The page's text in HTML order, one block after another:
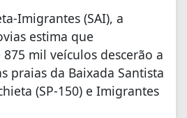
Imigrantes (SAI), a
estima que
mil veículos descerão a
praias da Baixada Santista
(SP-150) e Imigrantes